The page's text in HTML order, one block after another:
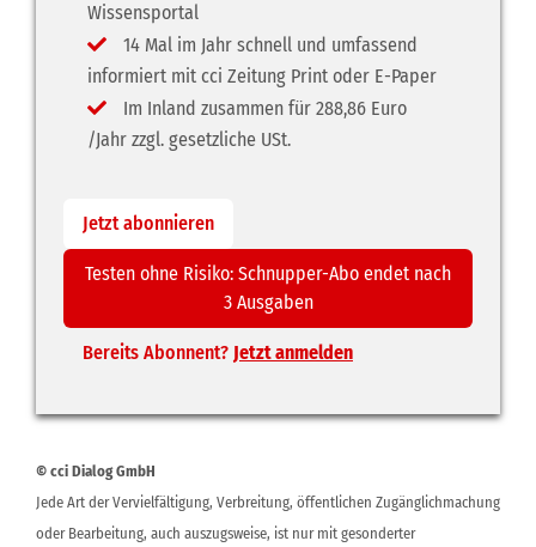
Wissensportal
14 Mal im Jahr schnell und umfassend
informiert mit cci Zeitung Print oder E-Paper
Im Inland zusammen für 288,86 Euro
/Jahr zzgl. gesetzliche USt.
Jetzt abonnieren
Testen ohne Risiko: Schnupper-Abo endet nach
3 Ausgaben
Bereits Abonnent? Jetzt anmelden
© cci Dialog GmbH
Jede Art der Vervielfältigung, Verbreitung, öffentlichen Zugänglichmachung
oder Bearbeitung, auch auszugsweise, ist nur mit gesonderter